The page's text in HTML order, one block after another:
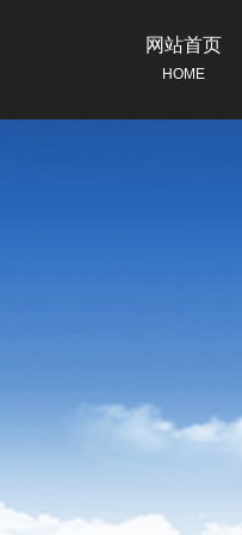
网站首页
HOME